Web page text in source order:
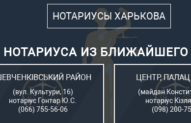
НОТАРИУСЫ ХАРЬКОВА
НОТАРИУСА ИЗ
РАЙОН
(вул. Культури, 16)
нотаріус Гонтар Ю.С.
(066) 755-56-06
ЦЕНТР, ПАЛАЦ
(майдан
нотаріус
(098) 200-